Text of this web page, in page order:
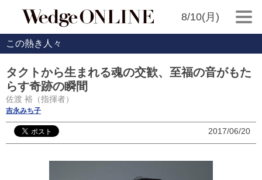
8/10(月)
この熱き人々
タクトから生まれる魂の交歓、至福の音がもた
らす奇跡の瞬間
佐渡 裕（指揮者）
吉永みち子
2017/06/20